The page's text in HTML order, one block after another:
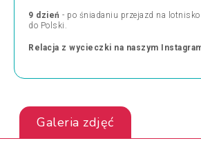
9 dzień - po śniadaniu przejazd na
do Polski.
Relacja z wycieczki na naszym
Galeria zdjęć